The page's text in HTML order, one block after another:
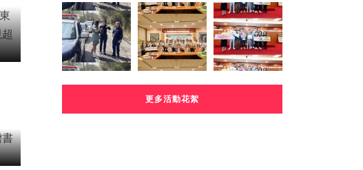
更多活動花絮